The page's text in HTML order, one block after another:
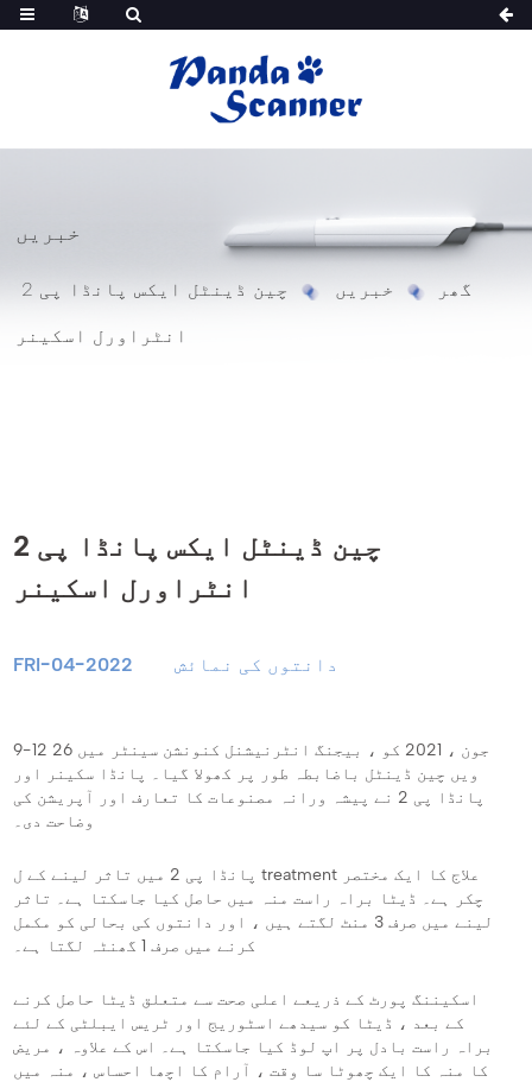
خبریں
گھر خبریں چین ڈینٹل ایکس پانڈا پی 2
انٹراورل اسکینر
چین ڈینٹل ایکس پانڈا پی 2
انٹراورل اسکینر
FRI-04-2022 دانتوں کی نمائش
9-12 جون ، 2021 کو ، بیجنگ انٹرنیشنل کنونشن سینٹر میں 26
ویں چین ڈینٹل باضابطہ طور پر کھولا گیا۔ پانڈا سکینر اور
پانڈا پی 2 نے پیشہ ورانہ مصنوعات کا تعارف اور آپریشن کی
وضاحت دی۔
پانڈا پی 2 میں تاثر لینے کے ل treatment علاج کا ایک مختصر
چکر ہے۔ ڈیٹا براہ راست منہ میں حاصل کیا جاسکتا ہے۔ تاثر
لینے میں صرف 3 منٹ لگتے ہیں ، اور دانتوں کی بحالی کو مکمل
کرنے میں صرف 1 گھنٹہ لگتا ہے۔
اسکیننگ پورٹ کے ذریعے اعلی صحت سے متعلق ڈیٹا حاصل کرنے
کے بعد ، ڈیٹا کو سیدھے اسٹوریج اور ٹریس ایبلٹی کے لئے
براہ راست بادل پر اپ لوڈ کیا جاسکتا ہے۔ اس کے علاوہ ، مریض
کا منہ کا ایک چھوٹا سا وقت ، آرام کا اچھا احساس ، منہ میں